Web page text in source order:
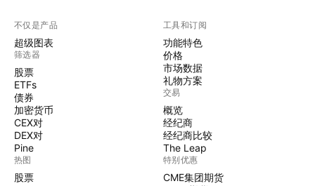
不仅是产品
超级图表
筛选器
股票
ETFs
债券
加密货币
CEX对
DEX对
Pine
热图
股票
工具和订阅
功能特色
价格
市场数据
礼物方案
交易
概览
经纪商
经纪商比较
The Leap
特别优惠
CME集团期货